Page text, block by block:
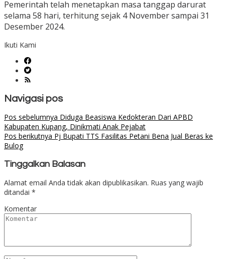
Pemerintah telah menetapkan masa tanggap darurat
selama 58 hari, terhitung sejak 4 November sampai 31
Desember 2024.
Ikuti Kami
Navigasi pos
Pos sebelumnya Diduga Beasiswa Kedokteran Dari APBD
Kabupaten Kupang, Dinikmati Anak Pejabat
Pos berikutnya Pj Bupati TTS Fasilitas Petani Bena Jual Beras ke
Bulog
Tinggalkan Balasan
Alamat email Anda tidak akan dipublikasikan. Ruas yang wajib
ditandai *
Komentar